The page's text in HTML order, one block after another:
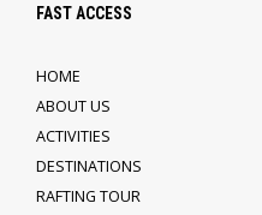
FAST ACCESS
HOME
ABOUT US
ACTIVITIES
DESTINATIONS
RAFTING TOUR